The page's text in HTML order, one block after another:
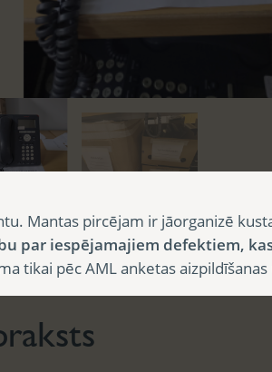
Mantas pircējam ir jāorganizē
par iespējamajiem defektiem,
tikai pēc AML anketas